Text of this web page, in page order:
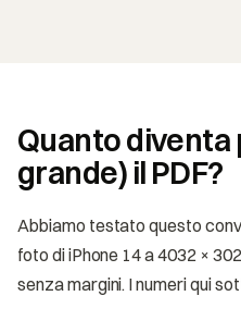
Quanto diventa
grande) il PDF?
Abbiamo testato questo
foto di iPhone 14 a 4032 ×
senza margini. I numeri qui